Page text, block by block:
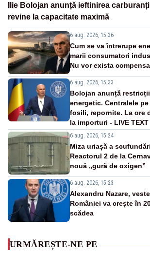
Ilie Bolojan anunță ieftinirea
revine la capacitate maximă
6 aug. 2026, 15:36
Cum se va întrerupe
marii consumatori
Nu vor exista
6 aug. 2026, 15:33
Bolojan anunță
energetic. Centralele
fosili, repornite. La ore
la importuri - LIVE TEXT
6 aug. 2026, 15:24
Miza uriașă a
Reactorul 2 de la
nouă „gură de oxigen”
6 aug. 2026, 15:23
Alexandru Nazare,
României va crește în
scădea
URMĂREȘTE-NE PE